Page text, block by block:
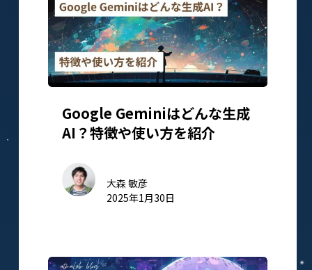
Google Geminiはどんな生成
AI？特徴や使い方を紹介
大森 敏彦
2025年1月30日